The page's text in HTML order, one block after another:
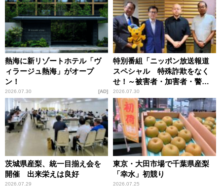
熱海に新リゾートホテル「ヴ
ィラージュ熱海」がオープ
ン！
2026.07.30 AD
特別番組「ニッポン放送報道
スペシャル 特殊詐欺をなく
せ！～被害者・加害者・警視
庁が語るトクリュウの実態
～」放送
2026.07.30
茨城県産梨、統一目揃え会を
開催 出来栄えは良好
2026.07.29
東京・大田市場で千葉県産梨
「幸水」初競り
2026.07.25